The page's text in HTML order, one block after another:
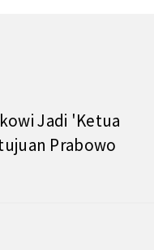
Jadi 'Ketua
Prabowo